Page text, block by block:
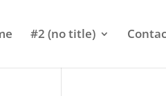
#2 (no title)